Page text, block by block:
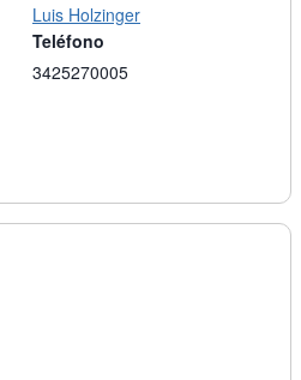
Luis Holzinger
Teléfono
3425270005